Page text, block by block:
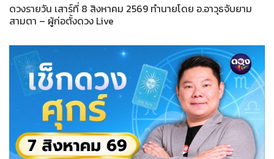
ดวงรายวัน เสาร์ที่ 8 สิงหาคม 2569 ทำนายโดย อ.อาวุธจับยาม
สามตา – ผู้ก่อตั้งดวง Live